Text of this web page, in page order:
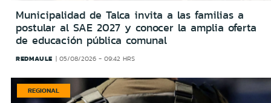
Municipalidad de Talca invita a las familias a
postular al SAE 2027 y conocer la amplia oferta
de educación pública comunal
REDMAULE 05/08/2026 - 09:42 HRS
REGIONAL